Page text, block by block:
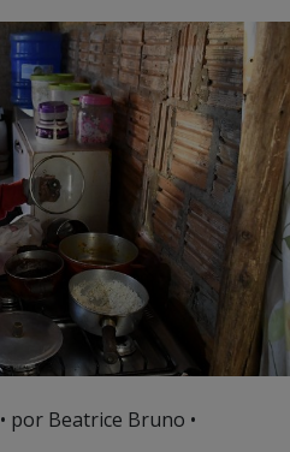
• por Beatrice Bruno •